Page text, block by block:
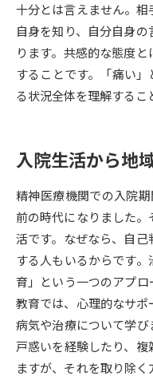
大学で学べる内容や特
新増設大学・学部・学科特集
データサイエンス特集
（高3生用）
SELFBRAND特集ページ
オープンキャンパスな
オープンキャンパス検索
来場型・Web型イベント特集
十分とは言えません。
自身を知り、自分自身
ります。共感的な態度
することです。「痛い
る状況全体を理解するこ
入院生活から地
精神医療機関での入院
前の時代になりました
活です。なぜなら、自己
する人もいるからです
育」という一つのアプ
教育では、心理的なサ
病気や治療について学
戸惑いを経験したり、
ますが、それを取り除